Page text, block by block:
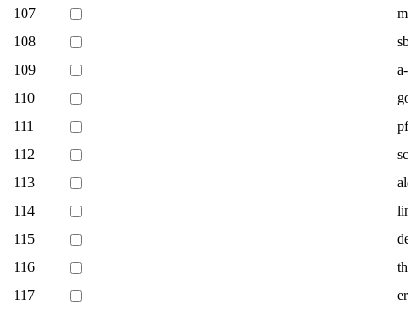
107
108
109
110
111
112
113
114
115
116
117